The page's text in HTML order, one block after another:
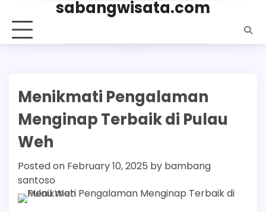
content
sabangwisata.com
Menikmati Pengalaman
Menginap Terbaik di Pulau
Weh
Posted on February 10, 2025 by bambang
santoso